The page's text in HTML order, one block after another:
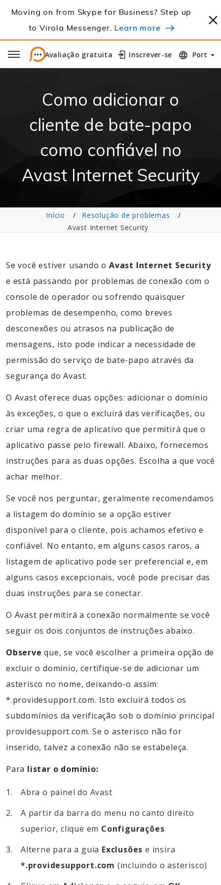
Moving on from Skype for Business? Step up
to Virola Messenger. Learn more
Avaliação gratuita
Avaliação gratuita Inscrever-se
Inscrever-se Port
Como adicionar o
cliente de bate-papo
como confiável no
Avast Internet Security
Início
Resolução de problemas
Avast Internet Security
Se você estiver usando o Avast Internet Security
e está passando por problemas de conexão com o
console de operador ou sofrendo quaisquer
problemas de desempenho, como breves
desconexões ou atrasos na publicação de
mensagens, isto pode indicar a necessidade de
permissão do serviço de bate-papo através da
segurança do Avast.
O Avast oferece duas opções: adicionar o domínio
às exceções, o que o excluirá das verificações, ou
criar uma regra de aplicativo que permitirá que o
aplicativo passe pelo firewall. Abaixo, fornecemos
instruções para as duas opções. Escolha a que você
achar melhor.
Se você nos perguntar, geralmente recomendamos
a listagem do domínio se a opção estiver
disponível para o cliente, pois achamos efetivo e
confiável. No entanto, em alguns casos raros, a
listagem de aplicativo pode ser preferencial e, em
alguns casos excepcionais, você pode precisar das
duas instruções para se conectar.
O Avast permitirá a conexão normalmente se você
seguir os dois conjuntos de instruções abaixo.
Observe que, se você escolher a primeira opção de
excluir o domínio, certifique-se de adicionar um
asterisco no nome, deixando-o assim:
*.providesupport.com. Isto excluirá todos os
subdomínios da verificação sob o domínio principal
providesupport.com. Se o asterisco não for
inserido, talvez a conexão não se estabeleça.
Para listar o domínio:
Abra o painel do Avast
A partir da barra do menu no canto direito
superior, clique em Configurações
Alterne para a guia Exclusões e insira
*.providesupport.com (incluindo o asterisco)